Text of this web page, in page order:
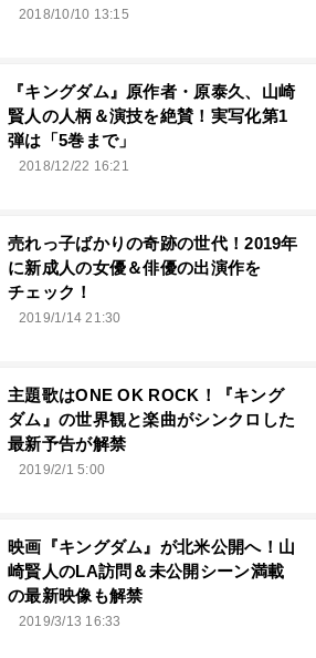
2018/10/10 13:15
『キングダム』原作者・原泰久、山崎
賢人の人柄＆演技を絶賛！実写化第1
弾は「5巻まで」
2018/12/22 16:21
売れっ子ばかりの奇跡の世代！2019年
に新成人の女優＆俳優の出演作を
チェック！
2019/1/14 21:30
主題歌はONE OK ROCK！『キング
ダム』の世界観と楽曲がシンクロした
最新予告が解禁
2019/2/1 5:00
映画『キングダム』が北米公開へ！山
崎賢人のLA訪問＆未公開シーン満載
の最新映像も解禁
2019/3/13 16:33